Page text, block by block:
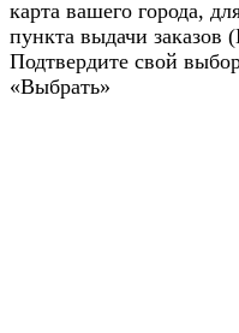
карта вашего города,
пункта выдачи заказов
Подтвердите свой
«Выбрать»